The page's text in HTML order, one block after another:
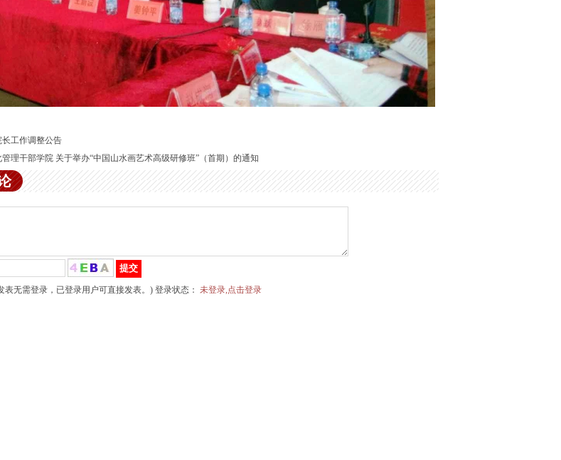
长工作调整公告
理干部学院 关于举办“中国山水画艺术高级研修班”（首期）的通知
表无需登录，已登录用户可直接发表。) 登录状态： 未登录,点击登录